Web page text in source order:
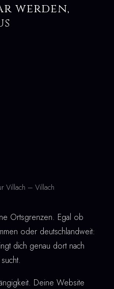
werden,
Villach – Villach
Ortsgrenzen. Egal ob
oder deutschlandweit:
dich genau dort nach
Deine Website